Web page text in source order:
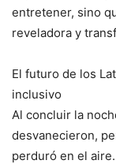
entretener, sino
reveladora y
El futuro de los
inclusivo
Al concluir la
desvanecieron,
perduró en el